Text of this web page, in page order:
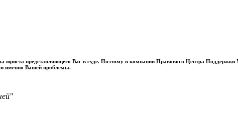
юриста представляющего Вас в суде. Поэтому в компании Правового Центра
именно Вашей проблемы.